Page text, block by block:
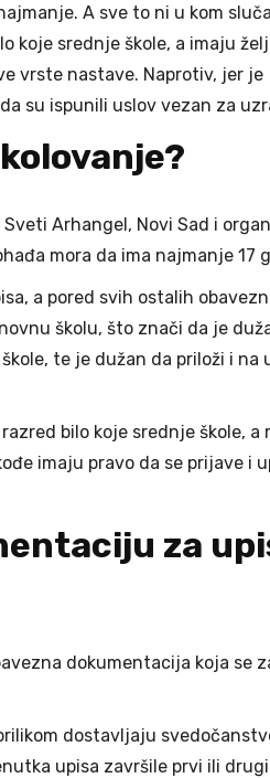
A sve to ni u kom
koje srednje škole, a imaju
vrste nastave. Naprotiv, jer je
su ispunili uslov vezan za
Arhangel, Novi Sad i
mora da ima najmanje 17
a pored svih ostalih
školu, što znači da je
te je dužan da priloži i na
bilo koje srednje škole, a
imaju pravo da se prijave i
za
dokumentacija koja se
dostavljaju
upisa završile prvi ili